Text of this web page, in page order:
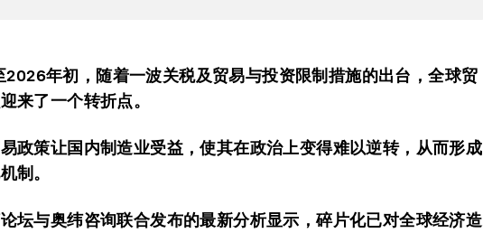
2026年初，随着一波关税及贸易与投资限制措施的出台，全球贸
来了一个转折点。
政策让国内制造业受益，使其在政治上变得难以逆转，从而形成
制。
坛与奥纬咨询联合发布的最新分析显示，碎片化已对全球经济造